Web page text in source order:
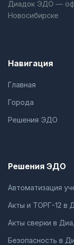
Диадок ЭДО —
Новосибирске
Навигация
Главная
Города
Решения ЭДО
Решения ЭДО
Автоматизация
Акты и ТОРГ-12 в
Акты сверки в
Безопасность в